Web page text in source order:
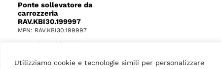
Utilizziamo cookie e tecnologie simili per personalizzare
Ponte sollevatore da
carrozzeria
RAV.KBI30.199997
MPN: RAV.KBI30.199997
3,0 t, elettroidraulico,
2014/34/UE), con bracci